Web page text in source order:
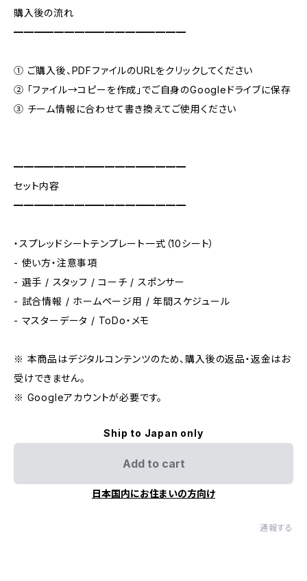
購入後の流れ
━━━━━━━━━━━━━━━━━
① ご購入後、PDFファイルのURLをクリックしてください
② 「ファイル→コピーを作成」でご自身のGoogleドライブに保存
③ チーム情報に合わせて書き換えてご使用ください
━━━━━━━━━━━━━━━━━
セット内容
━━━━━━━━━━━━━━━━━
・スプレッドシートテンプレート一式（10シート）
- 使い方・注意事項
- 選手 / スタッフ / コーチ / スポンサー
- 試合情報 / ホームページ用 / 年間スケジュール
- マスターデータ / ToDo・メモ
※ 本商品はデジタルコンテンツのため、購入後の返品・返金はお
受けできません。
※ Googleアカウントが必要です。
Ship to Japan only
Add to cart
日本国内にお住まいの方向け
通報する